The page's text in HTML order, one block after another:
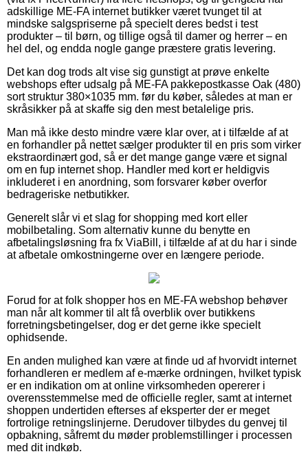
adskillige ME-FA internet butikker været tvunget til at
mindske salgspriserne på specielt deres bedst i test
produkter – til børn, og tillige også til damer og herrer – en
hel del, og endda nogle gange præstere gratis levering.
Det kan dog trods alt vise sig gunstigt at prøve enkelte
webshops efter udsalg på ME-FA pakkepostkasse Oak (480)
sort struktur 380×1035 mm. før du køber, således at man er
skråsikker på at skaffe sig den mest betalelige pris.
Man må ikke desto mindre være klar over, at i tilfælde af at
en forhandler på nettet sælger produkter til en pris som virker
ekstraordinært god, så er det mange gange være et signal
om en fup internet shop. Handler med kort er heldigvis
inkluderet i en anordning, som forsvarer køber overfor
bedrageriske netbutikker.
Generelt slår vi et slag for shopping med kort eller
mobilbetaling. Som alternativ kunne du benytte en
afbetalingsløsning fra fx ViaBill, i tilfælde af at du har i sinde
at afbetale omkostningerne over en længere periode.
Forud for at folk shopper hos en ME-FA webshop behøver
man når alt kommer til alt få overblik over butikkens
forretningsbetingelser, dog er det gerne ikke specielt
ophidsende.
En anden mulighed kan være at finde ud af hvorvidt internet
forhandleren er medlem af e-mærke ordningen, hvilket typisk
er en indikation om at online virksomheden opererer i
overensstemmelse med de officielle regler, samt at internet
shoppen undertiden efterses af eksperter der er meget
fortrolige retningslinjerne. Derudover tilbydes du genvej til
opbakning, såfremt du møder problemstillinger i processen
med dit indkøb.